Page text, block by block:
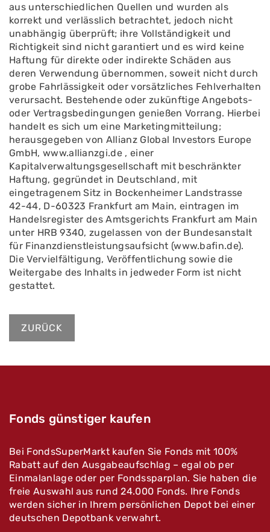
aus unterschiedlichen Quellen und wurden als
korrekt und verlässlich betrachtet, jedoch nicht
unabhängig überprüft; ihre Vollständigkeit und
Richtigkeit sind nicht garantiert und es wird keine
Haftung für direkte oder indirekte Schäden aus
deren Verwendung übernommen, soweit nicht durch
grobe Fahrlässigkeit oder vorsätzliches Fehlverhalten
verursacht. Bestehende oder zukünftige Angebots-
oder Vertragsbedingungen genießen Vorrang. Hierbei
handelt es sich um eine Marketingmitteilung;
herausgegeben von Allianz Global Investors Europe
GmbH, www.allianzgi.de , einer
Kapitalverwaltungsgesellschaft mit beschränkter
Haftung, gegründet in Deutschland, mit
eingetragenem Sitz in Bockenheimer Landstrasse
42-44, D-60323 Frankfurt am Main, eintragen im
Handelsregister des Amtsgerichts Frankfurt am Main
unter HRB 9340, zugelassen von der Bundesanstalt
für Finanzdienstleistungsaufsicht (www.bafin.de).
Die Vervielfältigung, Veröffentlichung sowie die
Weitergabe des Inhalts in jedweder Form ist nicht
gestattet.
ZURÜCK
Fonds günstiger kaufen
Bei FondsSuperMarkt kaufen Sie Fonds mit 100%
Rabatt auf den Ausgabeaufschlag – egal ob per
Einmalanlage oder per Fondssparplan. Sie haben die
freie Auswahl aus rund 24.000 Fonds. Ihre Fonds
werden sicher in Ihrem persönlichen Depot bei einer
deutschen Depotbank verwahrt.